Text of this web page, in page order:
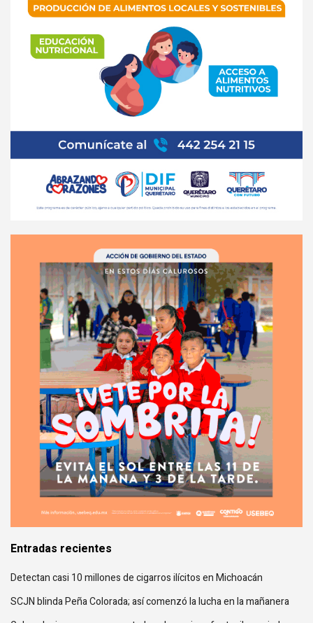
Entradas recientes
Detectan casi 10 millones de cigarros ilícitos en Michoacán
SCJN blinda Peña Colorada; así comenzó la lucha en la mañanera